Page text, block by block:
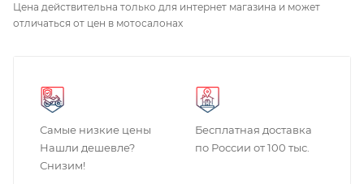
Цена действительна только для интернет магазина и может
отличаться от цен в мотосалонах
Самые низкие цены
Нашли дешевле?
Снизим!
Бесплатная доставка
по России от 100 тыс.